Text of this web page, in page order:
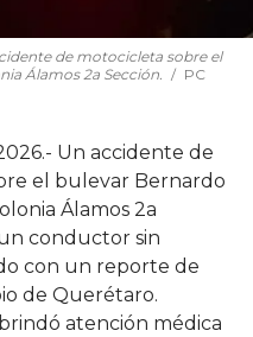
de motocicleta sobre el
Álamos 2a Sección.
PC
Un accidente de
el bulevar Bernardo
Álamos 2a
conductor sin
con un reporte de
de Querétaro.
atención médica